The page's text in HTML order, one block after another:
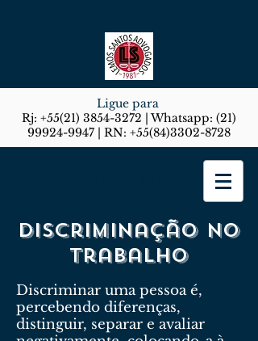
Ligue para
Rj: +55(21) 3854-3272 | Whatsapp: (21)
99924-9947 | RN: +55(84)3302-8728
Discriminação no
trabalho
Discriminar uma pessoa é,
percebendo diferenças,
distinguir, separar e avaliar